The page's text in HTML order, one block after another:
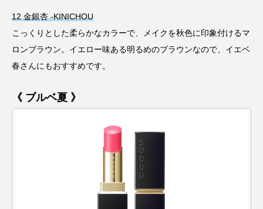
12 金銀杏 -KINICHOU
こっくりとした柔らかなカラーで、メイクを秋色に印象付けるマ
ロンブラウン。イエロー味ある明るめのブラウンなので、イエベ
春さんにもおすすめです。
《 ブルベ夏 》